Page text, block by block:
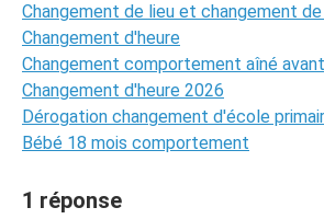
Changement de lieu et changement
Changement d'heure
Changement comportement aîné
Changement d'heure 2026
Dérogation changement d'école
Bébé 18 mois comportement
1 réponse